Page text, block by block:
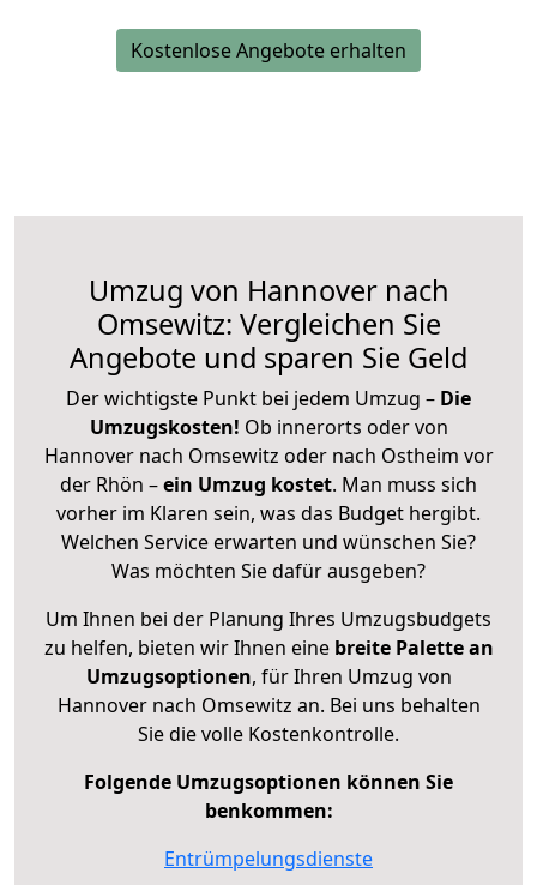
Kostenlose Angebote erhalten
Umzug von Hannover nach
Omsewitz: Vergleichen Sie
Angebote und sparen Sie Geld
Der wichtigste Punkt bei jedem Umzug – Die
Umzugskosten! Ob innerorts oder von
Hannover nach Omsewitz oder nach Ostheim vor
der Rhön –ein Umzug kostet. Man muss sich
vorher im Klaren sein, was das Budget hergibt.
Welchen Service erwarten und wünschen Sie?
Was möchten Sie dafür ausgeben?
Um Ihnen bei der Planung Ihres Umzugsbudgets
zu helfen, bieten wir Ihnen eine breite Palette an
Umzugsoptionen, für Ihren Umzug von
Hannover nach Omsewitz an. Bei uns behalten
Sie die volle Kostenkontrolle.
Folgende Umzugsoptionen können Sie
benkommen:
Entrümpelungsdienste